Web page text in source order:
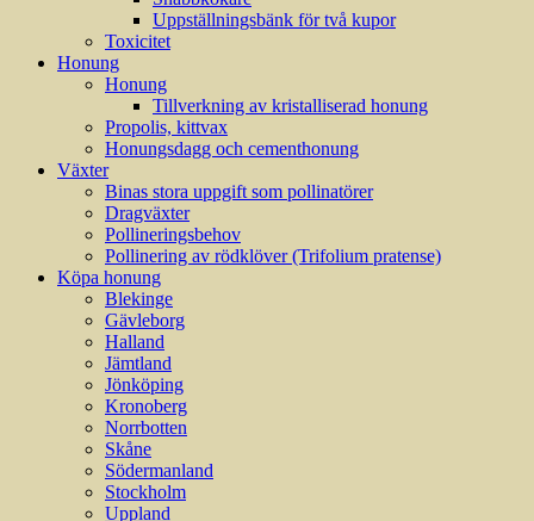
Uppställningsbänk för två kupor
Toxicitet
Honung
Honung
Tillverkning av kristalliserad honung
Propolis, kittvax
Honungsdagg och cementhonung
Växter
Binas stora uppgift som pollinatörer
Dragväxter
Pollineringsbehov
Pollinering av rödklöver (Trifolium pratense)
Köpa honung
Blekinge
Gävleborg
Halland
Jämtland
Jönköping
Kronoberg
Norrbotten
Skåne
Södermanland
Stockholm
Uppland